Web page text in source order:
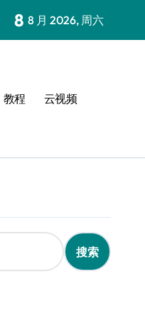
8 8 月 2026, 周六
教程 云视频